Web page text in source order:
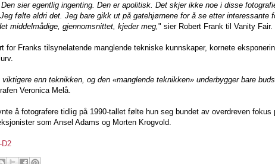
sier egentlig ingenting. Den er apolitisk. Det skjer ikke noe i disse
følte aldri det. Jeg bare gikk ut på gatehjørnene for å se etter interessante
middelmådige, gjennomsnittet, kjeder meg," sier Robert Frank til Vanity Fair.
for Franks tilsynelatende manglende tekniske kunnskaper, kornete
enn teknikken, og den «manglende teknikken» underbygger bare
Veronica Melå.
å fotografere tidlig på 1990-tallet følte hun seg bundet av overdreven
som Ansel Adams og Morten Krogvold.
D2